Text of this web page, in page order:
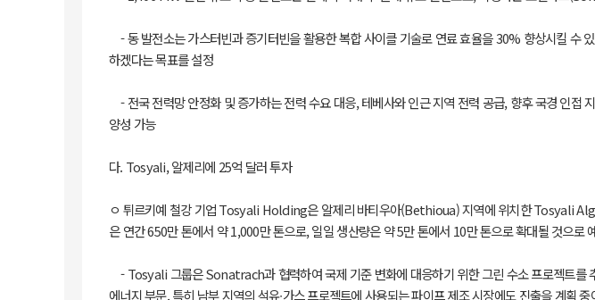
- 동 발전소는 가스터빈과 증기터빈을 활용한 복합 사이클 기술로 연료 효율을 30% 향상시킬
하겠다는 목표를 설정
- 전국 전력망 안정화 및 증가하는 전력 수요 대응, 테베사와 인근 지역 전력 공급, 향후 국경 인접
양성 가능
다. Tosyali, 알제리에 25억 달러 투자
ㅇ 튀르키예 철강 기업 Tosyali Holding은 알제리 바티우아(Bethioua) 지역에 위치한 Tosyali
은 연간 650만 톤에서 약 1,000만 톤으로, 일일 생산량은 약 5만 톤에서 10만 톤으로 확대될 것으로
- Tosyali 그룹은 Sonatrach과 협력하여 국제 기준 변화에 대응하기 위한 그린 수소 프로젝트를
에너지 부문, 특히 남부 지역의 석유∙가스 프로젝트에 사용되는 파이프 제조 시장에도 진출을 계획